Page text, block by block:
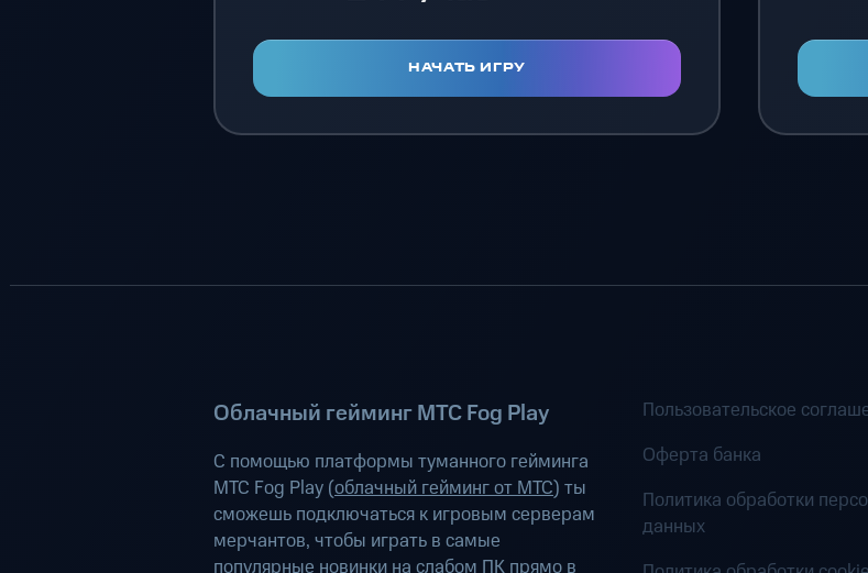
НАЧАТЬ ИГРУ
Облачный гейминг МТС Fog Play
С помощью платформы туманного гейминга
МТС Fog Play (облачный гейминг от МТС) ты
сможешь подключаться к игровым серверам
мерчантов, чтобы играть в самые
Пользовательское
Оферта банка
Политика обработки
данных